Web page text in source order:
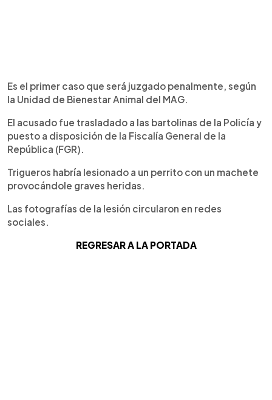
Es el primer caso que será juzgado penalmente, según
la Unidad de Bienestar Animal del MAG.
El acusado fue trasladado a las bartolinas de la Policía y
puesto a disposición de la Fiscalía General de la
República (FGR).
Trigueros habría lesionado a un perrito con un machete
provocándole graves heridas.
Las fotografías de la lesión circularon en redes
sociales.
REGRESAR A LA PORTADA